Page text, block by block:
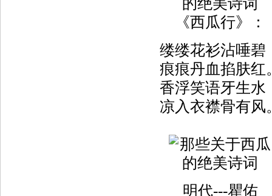
《西瓜行》：
缕缕花衫沾唾碧
痕痕丹血掐肤红
香浮笑语牙生水
凉入衣襟骨有风
明代---瞿佑